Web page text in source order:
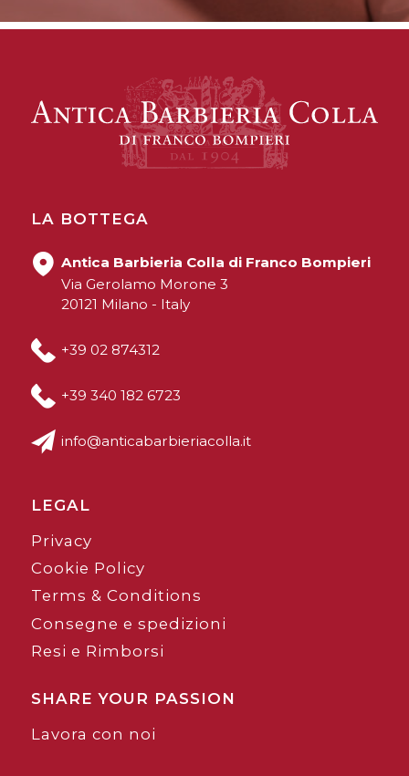
LA BOTTEGA
Antica Barbieria Colla di Franco Bompieri
Via Gerolamo Morone 3
20121 Milano - Italy
+39 02 874312
+39 340 182 6723
info@anticabarbieriacolla.it
LEGAL
Privacy
Cookie Policy
Terms & Conditions
Consegne e spedizioni
Resi e Rimborsi
SHARE YOUR PASSION
Lavora con noi